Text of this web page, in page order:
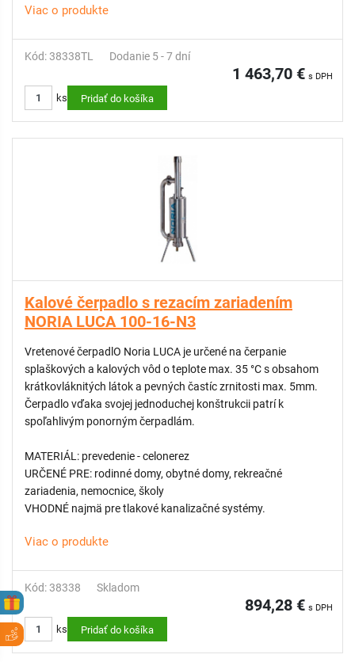
Viac o produkte
Kód: 38338TL Dodanie 5 - 7 dní
1 463,70 € s DPH
ks Pridať do košíka
Kalové čerpadlo s rezacím zariadením
NORIA LUCA 100-16-N3
Vretenové čerpadlO Noria LUCA je určené na čerpanie
splaškových a kalových vôd o teplote max. 35 °C s obsahom
krátkovláknitých látok a pevných častíc zrnitosti max. 5mm.
Čerpadlo vďaka svojej jednoduchej konštrukcii patrí k
spoľahlivým ponorným čerpadlám.
MATERIÁL: prevedenie - celonerez
URČENÉ PRE: rodinné domy, obytné domy, rekreačné
zariadenia, nemocnice, školy
VHODNÉ najmä pre tlakové kanalizačné systémy.
Viac o produkte
Kód: 38338 Skladom
894,28 € s DPH
ks Pridať do košíka